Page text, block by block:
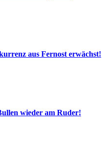
aus Fernost erwächst!
wieder am Ruder!